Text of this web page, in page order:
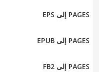
PAGES إلى EPS
PAGES إلى EPUB
PAGES إلى FB2